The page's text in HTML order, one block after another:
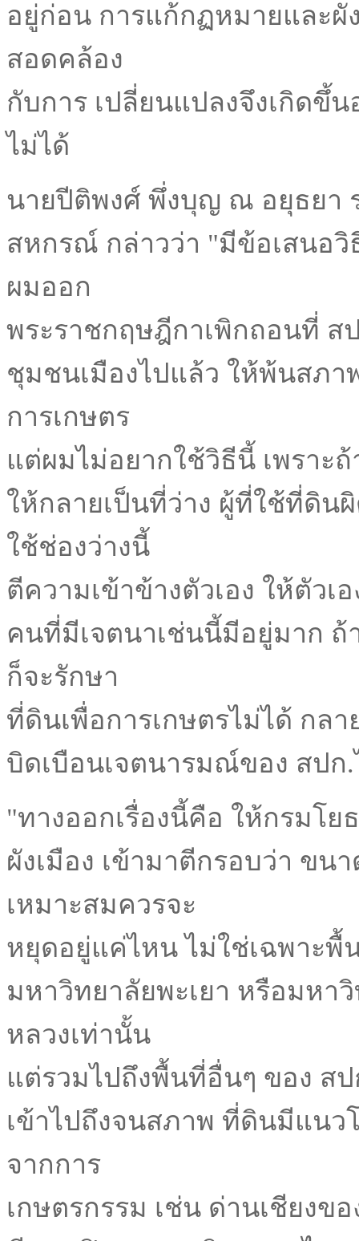
อยู่ก่อน การแก้กฏหมายและผั
สอดคล้อง
กับการ เปลี่ยนแปลงจึงเกิดขึ้น
ไม่ได้
นายปีติพงศ์ พึ่งบุญ ณ อยุธยา
สหกรณ์ กล่าวว่า "มีข้อเสนอ
ผมออก
พระราชกฤษฎีกาเพิกถอนที่ ส
ชุมชนเมืองไปแล้ว ให้พ้นสภา
การเกษตร
แต่ผมไม่อยากใช้วิธีนี้ เพราะ
ให้กลายเป็นที่ว่าง ผู้ที่ใช้ที่ดิน
ใช้ช่องว่างนี้
ตีความเข้าข้างตัวเอง ให้ตัวเ
คนที่มีเจตนาเช่นนี้มีอยู่มาก ถ้
ก็จะรักษา
ที่ดินเพื่อการเกษตรไม่ได้ กลา
บิดเบือนเจตนารมณ์ของ สปก
"ทางออกเรื่องนี้คือ ให้กรมโย
ผังเมือง เข้ามาตีกรอบว่า ขน
เหมาะสมควรจะ
หยุดอยู่แค่ไหน ไม่ใช่เฉพาะพื้
มหาวิทยาลัยพะเยา หรือมหา
หลวงเท่านั้น
แต่รวมไปถึงพื้นที่อื่นๆ ของ ส
เข้าไปถึงจนสภาพ ที่ดินมีแนว
จากการ
เกษตรกรรม เช่น ด่านเชียงขอ